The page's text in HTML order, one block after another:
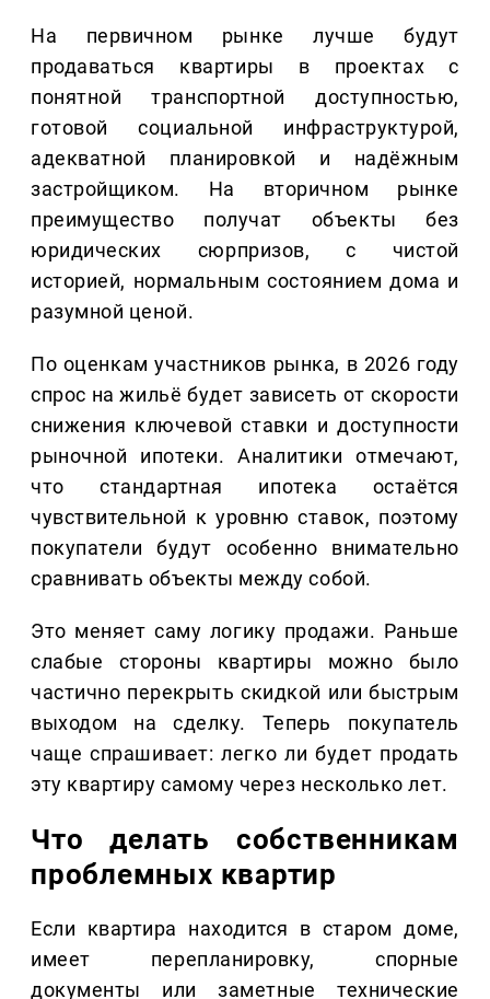
На первичном рынке лучше будут
продаваться квартиры в проектах с
понятной транспортной доступностью,
готовой социальной инфраструктурой,
адекватной планировкой и надёжным
застройщиком. На вторичном рынке
преимущество получат объекты без
юридических сюрпризов, с чистой
историей, нормальным состоянием дома и
разумной ценой.
По оценкам участников рынка, в 2026 году
спрос на жильё будет зависеть от скорости
снижения ключевой ставки и доступности
рыночной ипотеки. Аналитики отмечают,
что стандартная ипотека остаётся
чувствительной к уровню ставок, поэтому
покупатели будут особенно внимательно
сравнивать объекты между собой.
Это меняет саму логику продажи. Раньше
слабые стороны квартиры можно было
частично перекрыть скидкой или быстрым
выходом на сделку. Теперь покупатель
чаще спрашивает: легко ли будет продать
эту квартиру самому через несколько лет.
Что делать собственникам
проблемных квартир
Если квартира находится в старом доме,
имеет перепланировку, спорные
документы или заметные технические